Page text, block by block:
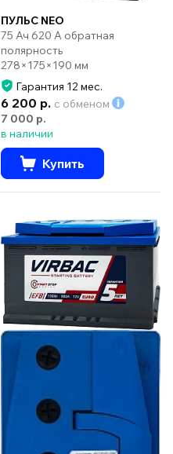
ПУЛЬС NEO
75 Ач 620 А обратная
полярность
278×175×190 мм
Гарантия 12 мес.
6 200 р. с обменом
7 000 р.
в наличии
Купить